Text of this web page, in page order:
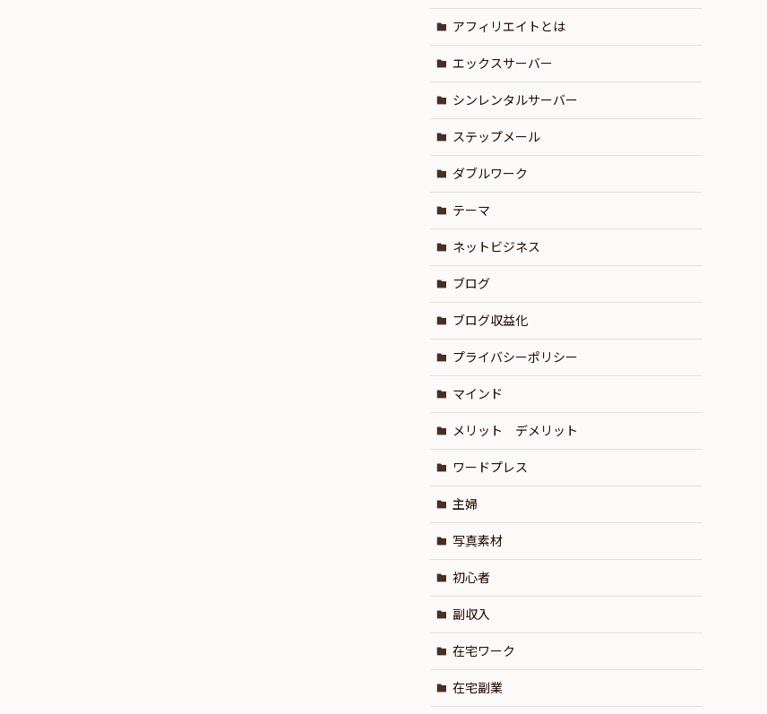
アフィリエイトとは
エックスサーバー
シンレンタルサーバー
ステップメール
ダブルワーク
テーマ
ネットビジネス
ブログ
ブログ収益化
プライバシーポリシー
マインド
メリット デメリット
ワードプレス
主婦
写真素材
初心者
副収入
在宅ワーク
在宅副業